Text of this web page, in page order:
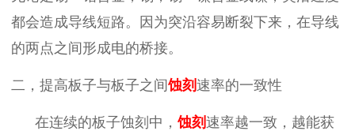
都会造成导线短路。因为突沿容易断裂下来，在导线
的两点之间形成电的桥接。
二，提高板子与板子之间蚀刻速率的一致性
在连续的板子蚀刻中， 蚀刻速率越一致，越能获